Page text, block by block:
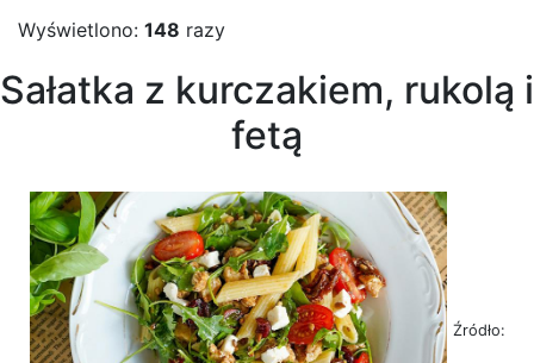
Wyświetlono: 148 razy
Sałatka z kurczakiem, rukolą i
fetą
Źródło: